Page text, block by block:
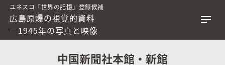
ユネスコ「世界の記憶」登録候補
広島原爆の視覚的資料
―1945年の写真と映像
中国新聞社本館・新館